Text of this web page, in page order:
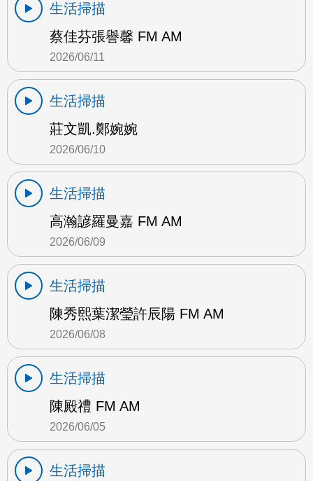
生活掃描
蔡佳芬張譽馨 FM AM
2026/06/11
生活掃描
莊文凱.鄭婉婉
2026/06/10
生活掃描
高瀚諺羅曼嘉 FM AM
2026/06/09
生活掃描
陳秀熙葉潔瑩許辰陽 FM AM
2026/06/08
生活掃描
陳殿禮 FM AM
2026/06/05
生活掃描